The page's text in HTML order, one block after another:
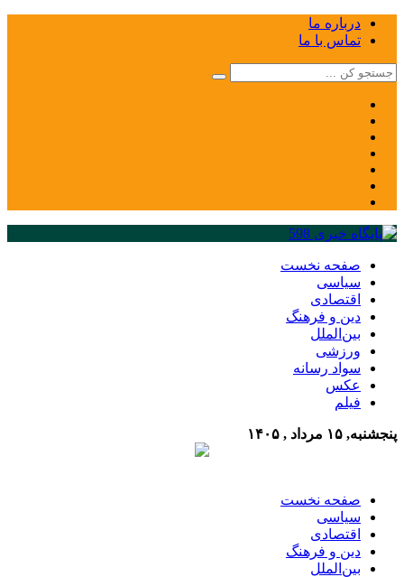
درباره ما
تماس با ما
صفحه نخست
سیاسی
اقتصادی
دین و فرهنگ
بین‌الملل
ورزشی
سواد رسانه
عکس
فیلم
پنجشنبه, ۱۵ مرداد , ۱۴۰۵
صفحه نخست
سیاسی
اقتصادی
دین و فرهنگ
بین‌الملل